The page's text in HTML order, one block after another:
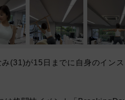
(31)が15日までに自身のイン